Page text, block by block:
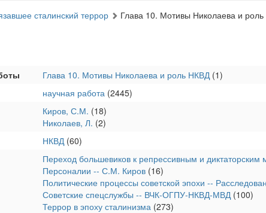
сталинский террор Глава 10. Мотивы Николаева и
Глава 10. Мотивы Николаева и роль НКВД(1)
научная работа (2445)
Киров, С.М. (18)
Николаев, Л. (2)
НКВД(60)
Переход большевиков к репрессивным и диктаторским
Персоналии -- С.М. Киров (16)
Политические процессы советской эпохи --
Советские спецслужбы -- ВЧК-ОГПУ-НКВД-МВД(100)
Террор в эпоху сталинизма (273)